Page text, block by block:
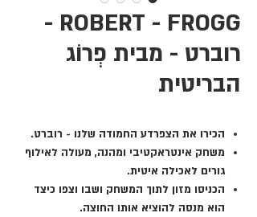
ROBERT - FROGG -
רוברט - מבית פְרוֹג
הבריטית
הכירו את הצפרדע החמודה שלנו - רוברט.
משחק אינטראקטיבי ומהנה, מעולה לאילוף
גורים לאכילה איטית.
הכניסו מזון לתוך המשחק ושבו וצפו כיצד
הוא מנסה להוציא אותו החוצה.